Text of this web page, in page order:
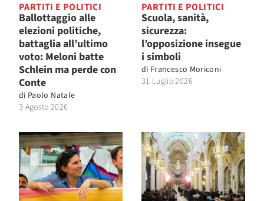
PARTITI E POLITICI
Ballottaggio alle
elezioni politiche,
battaglia all’ultimo
voto: Meloni batte
Schlein ma perde con
Conte
di Paolo Natale
3 Agosto 2026
PARTITI E POLITICI
Scuola, sanità,
sicurezza:
l’opposizione insegue
i simboli
di Francesco Moriconi
31 Luglio 2026